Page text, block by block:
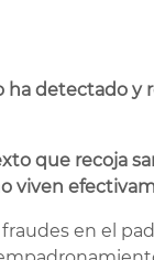
detectado y
que recoja
viven
en el